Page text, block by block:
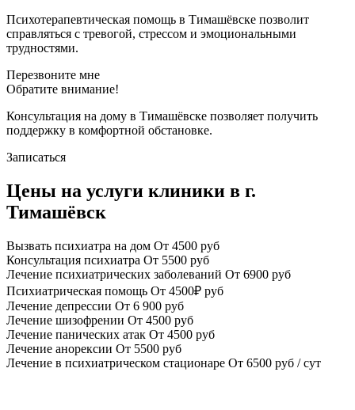
Психотерапевтическая помощь в Тимашёвске позволит
справляться с тревогой, стрессом и эмоциональными
трудностями.
Перезвоните мне
Обратите внимание!
Консультация на дому в Тимашёвске позволяет получить
поддержку в комфортной обстановке.
Записаться
Цены на услуги клиники в г.
Тимашёвск
Вызвать психиатра на дом От 4500 руб
Консультация психиатра От 5500 руб
Лечение психиатрических заболеваний От 6900 руб
Психиатрическая помощь От 4500₽ руб
Лечение депрессии От 6 900 руб
Лечение шизофрении От 4500 руб
Лечение панических атак От 4500 руб
Лечение анорексии От 5500 руб
Лечение в психиатрическом стационаре От 6500 руб / сут